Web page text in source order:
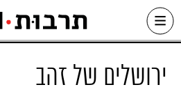
Skip
contentירושלים של זהב